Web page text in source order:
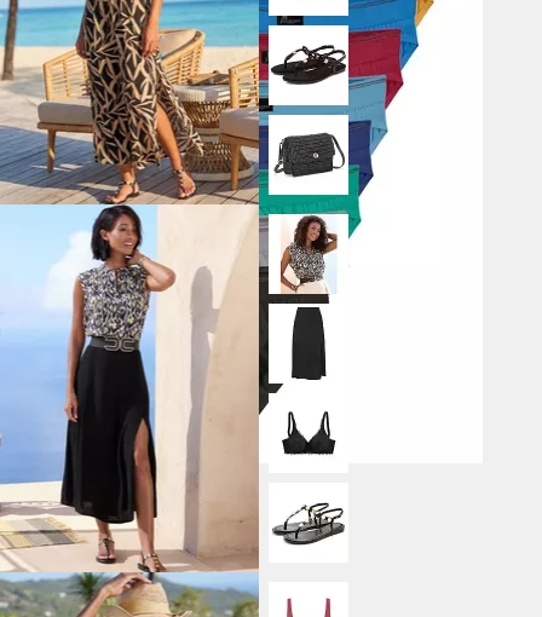
LE JOGGER®
Slip Herren Unterhose
29,99 €
(3,00 € / 1Stk)